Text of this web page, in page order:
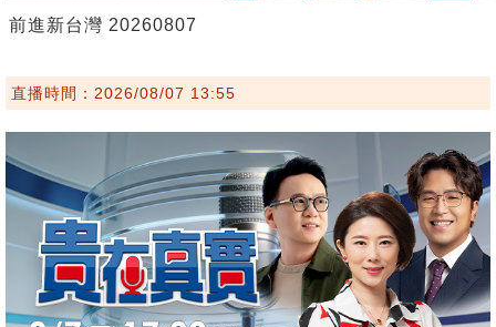
前進新台灣 20260807
直播時間：2026/08/07 13:55